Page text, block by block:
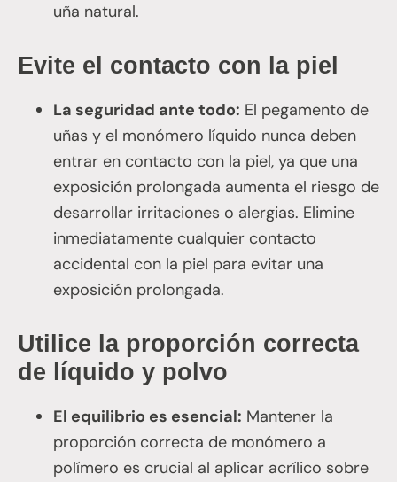
uña natural.
Evite el contacto con la piel
La seguridad ante todo: El pegamento de
uñas y el monómero líquido nunca deben
entrar en contacto con la piel, ya que una
exposición prolongada aumenta el riesgo de
desarrollar irritaciones o alergias. Elimine
inmediatamente cualquier contacto
accidental con la piel para evitar una
exposición prolongada.
Utilice la proporción correcta
de líquido y polvo
El equilibrio es esencial: Mantener la
proporción correcta de monómero a
polímero es crucial al aplicar acrílico sobre